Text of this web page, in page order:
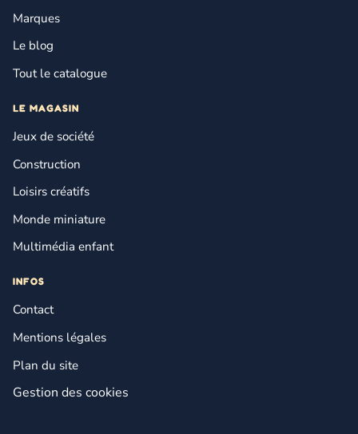
Marques
Le blog
Tout le catalogue
LE MAGASIN
Jeux de société
Construction
Loisirs créatifs
Monde miniature
Multimédia enfant
INFOS
Contact
Mentions légales
Plan du site
Gestion des cookies